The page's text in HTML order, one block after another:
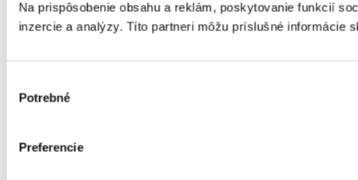
Na prispôsobenie obsahu a reklám, poskytovanie funkcií
inzercie a analýzy. Títo partneri môžu príslušné
súhlasu
Potrebné
Preferencie